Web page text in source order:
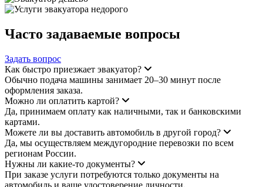
Часто задаваемые вопросы
Задать вопрос
Как быстро приезжает эвакуатор?
Обычно подача машины занимает 20–30 минут после
оформления заказа.
Можно ли оплатить картой?
Да, принимаем оплату как наличными, так и банковскими
картами.
Можете ли вы доставить автомобиль в другой город?
Да, мы осуществляем междугородние перевозки по всем
регионам России.
Нужны ли какие-то документы?
При заказе услуги потребуются только документы на
автомобиль и ваше удостоверение личности.